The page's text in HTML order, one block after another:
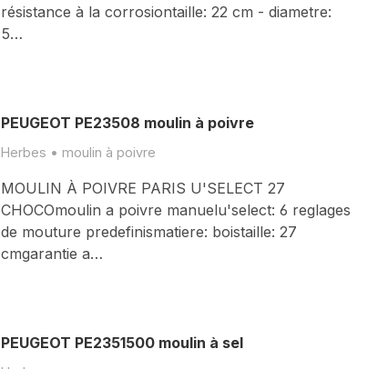
résistance à la corrosiontaille: 22 cm - diametre:
5…
PEUGEOT PE23508 moulin à poivre
Herbes • moulin à poivre
MOULIN À POIVRE PARIS U'SELECT 27
CHOCOmoulin a poivre manuelu'select: 6 reglages
de mouture predefinismatiere: boistaille: 27
cmgarantie a…
PEUGEOT PE2351500 moulin à sel